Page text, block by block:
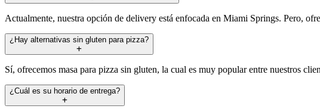
Actualmente, nuestra opción de delivery está enfocada en Miami Springs. Pero,
¿Hay alternativas sin gluten para pizza?
Sí, ofrecemos masa para pizza sin gluten, la cual es muy popular entre nuestros
¿Cuál es su horario de entrega?